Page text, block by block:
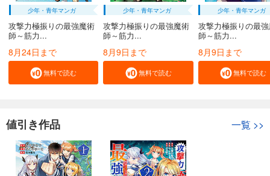
少年・青年マンガ
攻撃力極振りの最強魔術
師～筋力...
8月24日まで
無料で読む
少年・青年マンガ
攻撃力極振りの最強魔術
師～筋力...
8月9日まで
無料で読む
少年・青年マンガ
攻撃力極振りの最
師～筋力...
8月9日まで
無料で読む
値引き作品 一覧 >>